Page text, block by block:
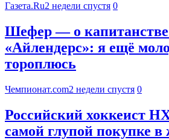
Газета.Ru2 недели спустя 0
Шефер — о
«Айлендерс»: я ещё
тороплюсь
Чемпионат.com2 недели спустя 0
Российский хоккеист
самой глупой покупке в